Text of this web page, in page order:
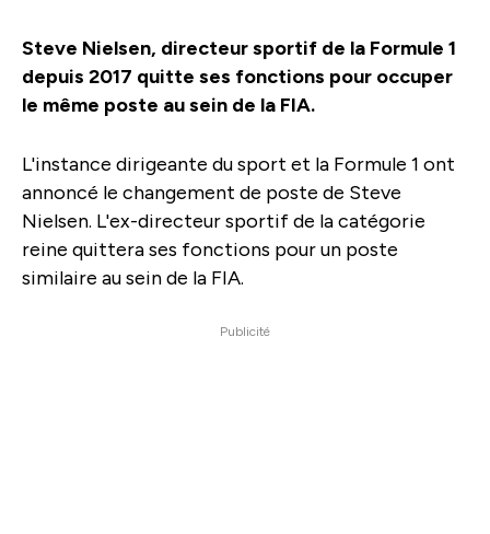
Steve Nielsen, directeur sportif de la Formule 1
depuis 2017 quitte ses fonctions pour occuper
le même poste au sein de la FIA.
L'instance dirigeante du sport et la Formule 1 ont
annoncé le changement de poste de Steve
Nielsen. L'ex-directeur sportif de la catégorie
reine quittera ses fonctions pour un poste
similaire au sein de la FIA.
Publicité